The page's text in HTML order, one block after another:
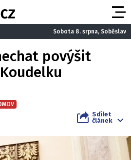
Sobota 8. srpna, Soběslav
povýšit
Sdílet
článek